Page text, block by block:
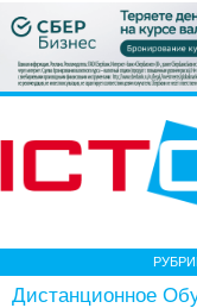
Дистанционное